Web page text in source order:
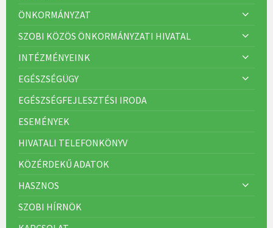
ÖNKORMÁNYZAT
SZOBI KÖZÖS ÖNKORMÁNYZATI HIVATAL
INTÉZMÉNYEINK
EGÉSZSÉGÜGY
EGÉSZSÉGFEJLESZTÉSI IRODA
ESEMÉNYEK
HIVATALI TELEFONKÖNYV
KÖZÉRDEKŰ ADATOK
HASZNOS
SZOBI HÍRNÖK